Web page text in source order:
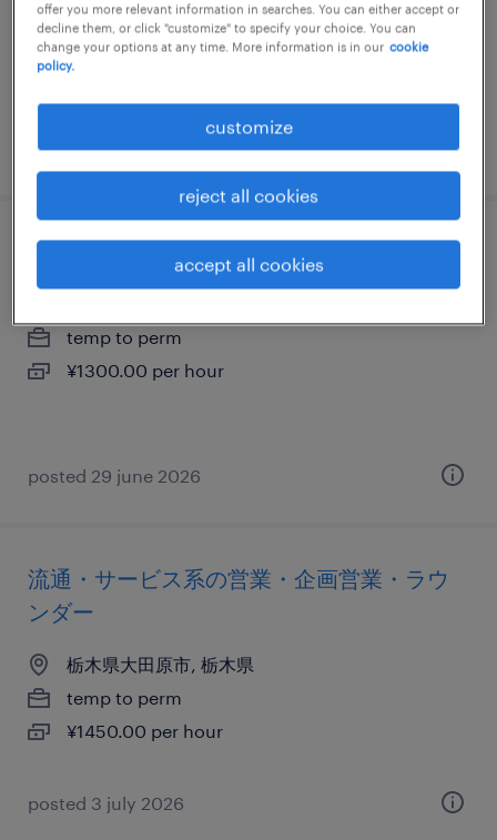
栃木県真岡市, 栃木県
temp to perm
¥1350.00 per hour
posted 6 november 2024
医療・介護系の医療事務・病院受付
temp to perm
¥1300.00 per hour
posted 29 june 2026
流通・サービス系の営業・企画営業・ラウ
ンダー
栃木県大田原市, 栃木県
temp to perm
¥1450.00 per hour
posted 3 july 2026
offer you more relevant information in searches. You can either accept or
decline them, or click "customize" to specify your choice. You can
change your options at any time. More information is in our cookie
policy.
customize
reject all cookies
accept all cookies